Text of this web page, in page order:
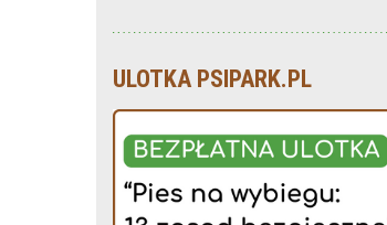
ULOTKA PSIPARK.PL